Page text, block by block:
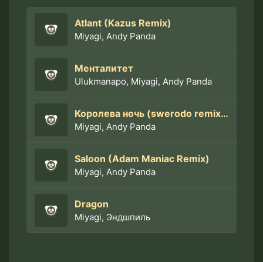
Atlant (Kazus Remix)
Miyagi, Andy Panda
Менталитет
Ulukmanapo, Miyagi, Andy Panda
Королева ночь (swerodo remix 2022)
Miyagi, Andy Panda
Saloon (Adam Maniac Remix)
Miyagi, Andy Panda
Dragon
Miyagi, Эндшпиль